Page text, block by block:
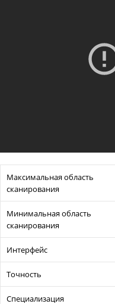
Максимальная область
сканирования
Минимальная область
сканирования
Интерфейс
Точность
Специализация